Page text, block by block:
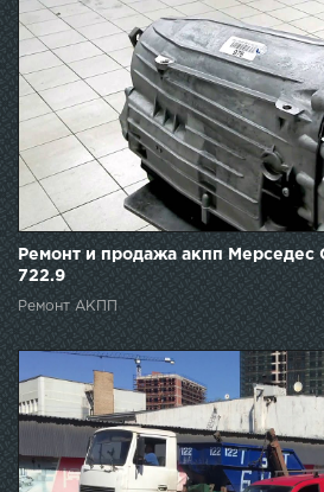
Ремонт и продажа акпп Мерседес
722.9
Ремонт АКПП